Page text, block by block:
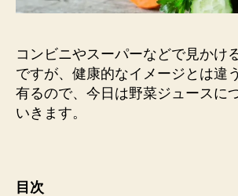
コンビニやスーパーなどで見かけ
ですが、健康的なイメージとは違
有るので、今日は野菜ジュースに
いきます。
目次